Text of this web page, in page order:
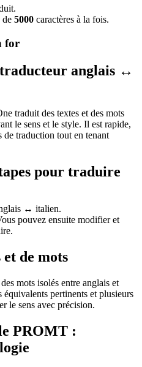
de 5000 caractères à la fois.
for
anglais ↔
traduit des textes et des mots
le sens et le style. Il est rapide,
de traduction tout en tenant
pour traduire
↔ italien.
pouvez ensuite modifier et
de mots
mots isolés entre anglais et
pertinents et plusieurs
le sens avec précision.
PROMT :